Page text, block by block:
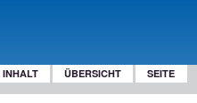
INHALT ÜBERSICHT SEITE